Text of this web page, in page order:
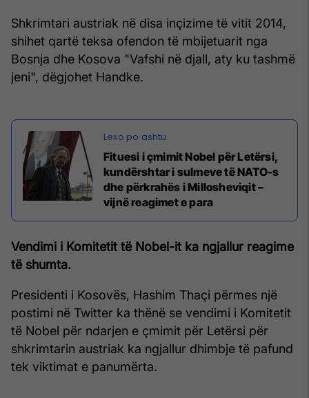
Shkrimtari austriak në disa inçizime të vitit 2014,
shihet qartë teksa ofendon të mbijetuarit nga
Bosnja dhe Kosova "Vafshi në djall, aty ku tashmë
jeni", dëgjohet Handke.
Fituesi i çmimit Nobel për Letërsi,
kundërshtar i sulmeve të NATO-s
dhe përkrahës i Millosheviqit –
vijnë reagimet e para
Vendimi i Komitetit të Nobel-it ka ngjallur reagime
të shumta.
Presidenti i Kosovës, Hashim Thaçi përmes një
postimi në Twitter ka thënë se vendimi i Komitetit
të Nobel për ndarjen e çmimit për Letërsi për
shkrimtarin austriak ka ngjallur dhimbje të pafund
tek viktimat e panumërta.